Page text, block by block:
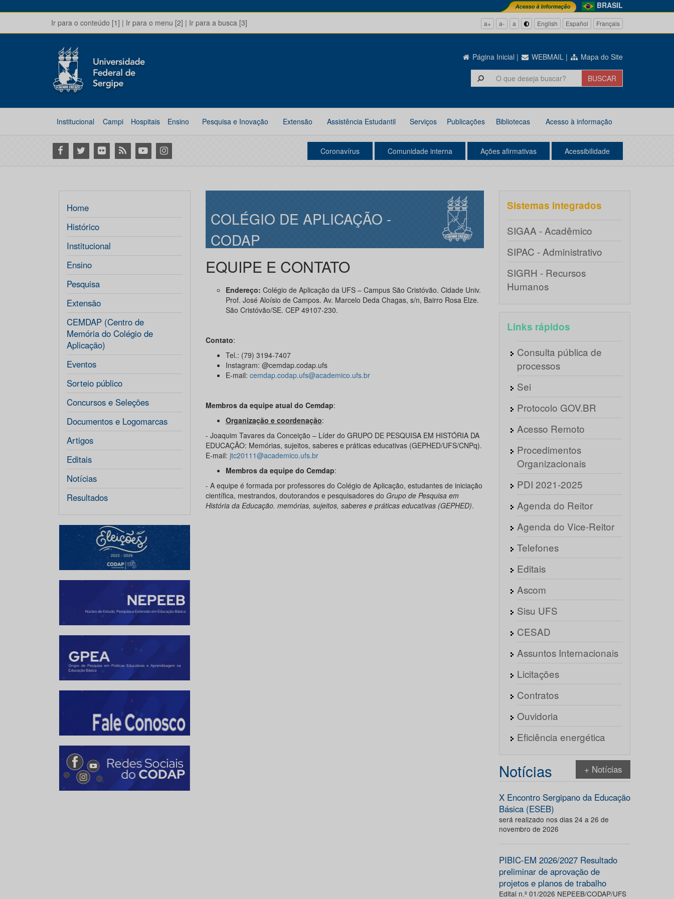
BRASIL
Ir para o conteúdo [1] | Ir para o menu [2] | Ir para a busca [3] a+ a- a English Español Français
Página Inicial | WEBMAIL | Mapa do Site
Institucional Campi Hospitais Ensino Pesquisa e Inovação Extensão Assistência Estudantil Serviços Publicações Bibliotecas Acesso à informação
Facebook
Twitter Flickr RSS YoutubeInstagram Coronavírus Comunidade interna Ações afirmativas Acessibilidade
Home
Histórico
Institucional
Ensino
Pesquisa
Extensão
CEMDAP (Centro de
Memória do Colégio de
Aplicação)
Eventos
Sorteio público
Concursos e Seleções
Documentos e Logomarcas
Artigos
Editais
Notícias
Resultados
COLÉGIO DE APLICAÇÃO -
CODAP
EQUIPE E CONTATO
Endereço: Colégio de Aplicação da UFS – Campus São Cristóvão. Cidade Univ.
Prof. José Aloísio de Campos. Av. Marcelo Deda Chagas, s/n, Bairro Rosa Elze.
São Cristóvão/SE. CEP 49107-230.
Contato:
Tel.: (79) 3194-7407
Instagram: @cemdap.codap.ufs
E-mail: cemdap.codap.ufs@academico.ufs.br
Membros da equipe atual do Cemdap:
Organização e coordenação:
- Joaquim Tavares da Conceição – Líder do GRUPO DE PESQUISA EM HISTÓRIA DA
EDUCAÇÃO: Memórias, sujeitos, saberes e práticas educativas (GEPHED/UFS/CNPq).
E-mail: jtc20111@academico.ufs.br
Membros da equipe do Cemdap:
- A equipe é formada por professores do Colégio de Aplicação, estudantes de iniciação
científica, mestrandos, doutorandos e pesquisadores do Grupo de Pesquisa em
História da Educação. memórias, sujeitos, saberes e práticas educativas (GEPHED).
Sistemas integrados
SIGAA - Acadêmico
SIPAC - Administrativo
SIGRH - Recursos
Humanos
Links rápidos
Consulta pública de
processos
Sei
Protocolo GOV.BR
Acesso Remoto
Procedimentos
Organizacionais
PDI 2021-2025
Agenda do Reitor
Agenda do Vice-Reitor
Telefones
Editais
Ascom
Sisu UFS
CESAD
Assuntos Internacionais
Licitações
Contratos
Ouvidoria
Eficiência energética
Notícias + Notícias
X Encontro Sergipano da Educação
Básica (ESEB)
será realizado nos dias 24 a 26 de
novembro de 2026
PIBIC-EM 2026/2027 Resultado
preliminar de aprovação de
projetos e planos de trabalho
Edital n.º 01/2026 NEPEEB/CODAP/UFS